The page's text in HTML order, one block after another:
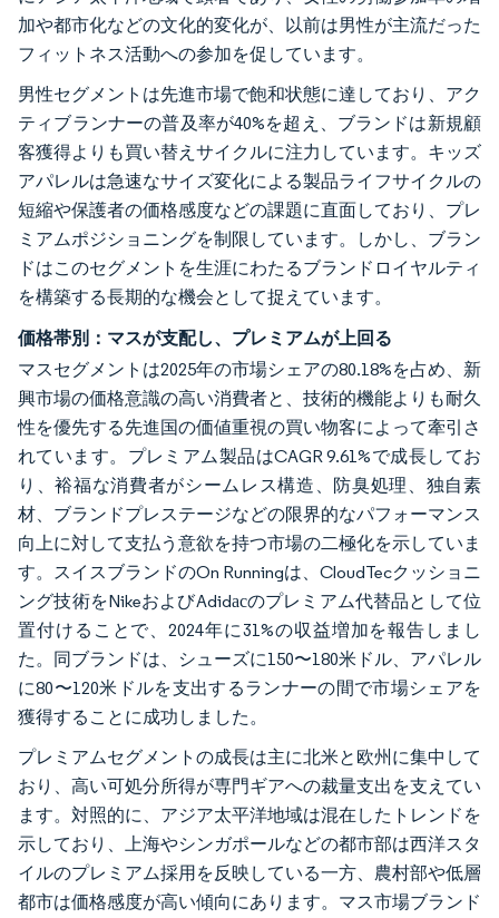
加や都市化などの文化的変化が、以前は男性が主流だった
フィットネス活動への参加を促しています。
男性セグメントは先進市場で飽和状態に達しており、アク
ティブランナーの普及率が40%を超え、ブランドは新規顧
客獲得よりも買い替えサイクルに注力しています。キッズ
アパレルは急速なサイズ変化による製品ライフサイクルの
短縮や保護者の価格感度などの課題に直面しており、プレ
ミアムポジショニングを制限しています。しかし、ブラン
ドはこのセグメントを生涯にわたるブランドロイヤルティ
を構築する長期的な機会として捉えています。
価格帯別：マスが支配し、プレミアムが上回る
マスセグメントは2025年の市場シェアの80.18%を占め、新
興市場の価格意識の高い消費者と、技術的機能よりも耐久
性を優先する先進国の価値重視の買い物客によって牽引さ
れています。プレミアム製品はCAGR 9.61%で成長してお
り、裕福な消費者がシームレス構造、防臭処理、独自素
材、ブランドプレステージなどの限界的なパフォーマンス
向上に対して支払う意欲を持つ市場の二極化を示していま
す。スイスブランドのOn Runningは、CloudTecクッショニ
ング技術をNikeおよびAdidасのプレミアム代替品として位
置付けることで、2024年に31%の収益増加を報告しまし
た。同ブランドは、シューズに150〜180米ドル、アパレル
に80〜120米ドルを支出するランナーの間で市場シェアを
獲得することに成功しました。
プレミアムセグメントの成長は主に北米と欧州に集中して
おり、高い可処分所得が専門ギアへの裁量支出を支えてい
ます。対照的に、アジア太平洋地域は混在したトレンドを
示しており、上海やシンガポールなどの都市部は西洋スタ
イルのプレミアム採用を反映している一方、農村部や低層
都市は価格感度が高い傾向にあります。マス市場ブランド